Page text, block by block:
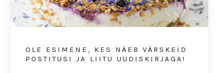
OLE ESIMENE, KES NÄEB VÄRSKEID
POSTITUSI JA LIITU UUDISKIRJAGA!